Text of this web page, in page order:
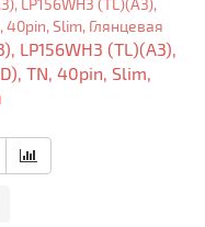
LP156WH3 (TL)(A3),
TN, 40pin, Slim,